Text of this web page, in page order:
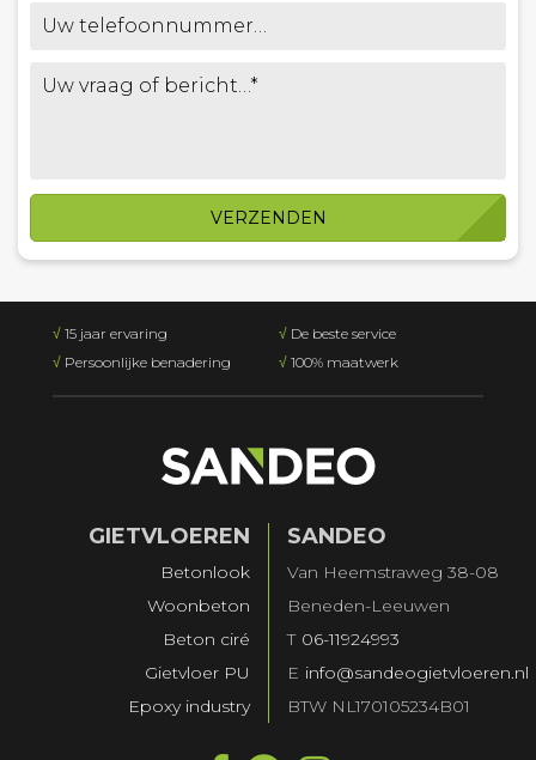
VERZENDEN
√ 15 jaar ervaring
√ Persoonlijke benadering
√ De beste service
√ 100% maatwerk
GIETVLOEREN
Betonlook
Woonbeton
Beton ciré
Gietvloer PU
Epoxy industry
SANDEO
Van Heemstraweg 38-08
Beneden-Leeuwen
T 06-11924993
E info@sandeogietvloeren.nl
BTW NL170105234B01